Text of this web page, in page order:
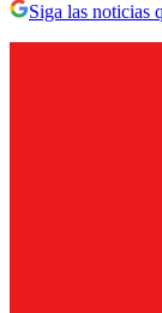
Siga las noticias